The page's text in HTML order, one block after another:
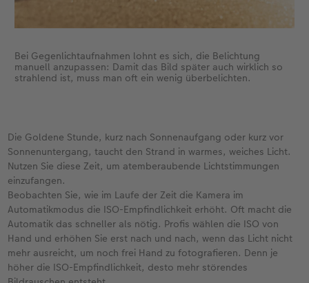
Bei Gegenlichtaufnahmen lohnt es sich, die Belichtung
manuell anzupassen: Damit das Bild später auch wirklich so
strahlend ist, muss man oft ein wenig überbelichten.
Die Goldene Stunde, kurz nach Sonnenaufgang oder kurz vor
Sonnenuntergang, taucht den Strand in warmes, weiches Licht.
Nutzen Sie diese Zeit, um atemberaubende Lichtstimmungen
einzufangen.
Beobachten Sie, wie im Laufe der Zeit die Kamera im
Automatikmodus die ISO-Empfindlichkeit erhöht. Oft macht die
Automatik das schneller als nötig. Profis wählen die ISO von
Hand und erhöhen Sie erst nach und nach, wenn das Licht nicht
mehr ausreicht, um noch frei Hand zu fotografieren. Denn je
höher die ISO-Empfindlichkeit, desto mehr störendes